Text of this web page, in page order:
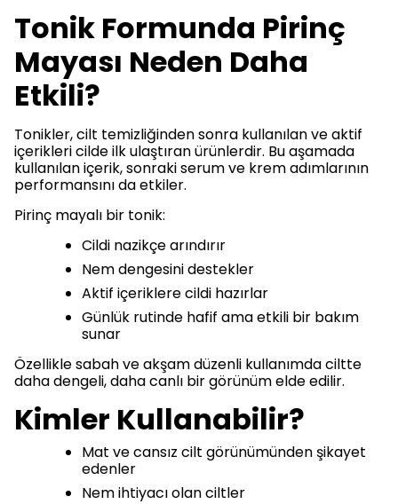
Tonik Formunda Pirinç
Mayası Neden Daha
Etkili?
Tonikler, cilt temizliğinden sonra kullanılan ve aktif
içerikleri cilde ilk ulaştıran ürünlerdir. Bu aşamada
kullanılan içerik, sonraki serum ve krem adımlarının
performansını da etkiler.
Pirinç mayalı bir tonik:
Cildi nazikçe arındırır
Nem dengesini destekler
Aktif içeriklere cildi hazırlar
Günlük rutinde hafif ama etkili bir bakım
sunar
Özellikle sabah ve akşam düzenli kullanımda ciltte
daha dengeli, daha canlı bir görünüm elde edilir.
Kimler Kullanabilir?
Mat ve cansız cilt görünümünden şikayet
edenler
Nem ihtiyacı olan ciltler